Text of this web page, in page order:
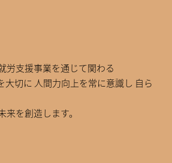
労支援事業を通じて関わる
大切に 人間力向上を常に意識し 自ら
を創造します。